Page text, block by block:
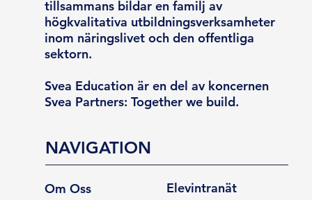
tillsammans bildar en familj av
högkvalitativa utbildningsverksamheter
inom näringslivet och den offentliga
sektorn.
Svea Education är en del av koncernen
Svea Partners: Together we build.
NAVIGATION
Om Oss Elevintranät